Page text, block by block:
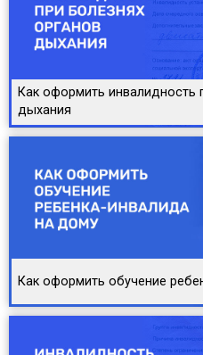
Как оформить инвалидность
дыхания
Как оформить обучение